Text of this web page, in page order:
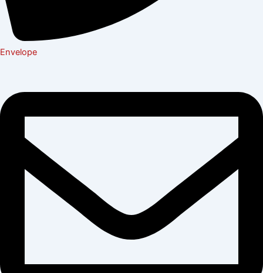
Envelope